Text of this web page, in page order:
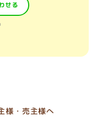
せる
様・売主様へ